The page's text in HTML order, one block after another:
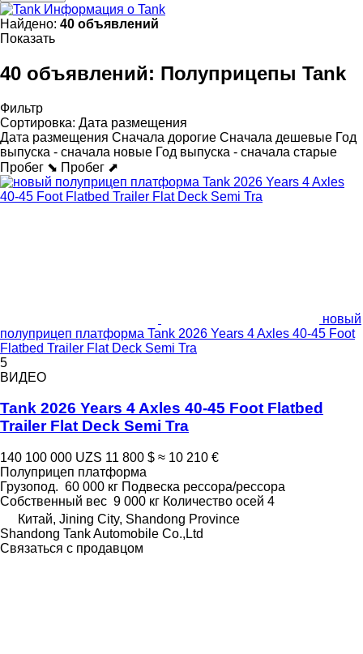
Информация о Tank
Найдено: 40 объявлений
Показать
40 объявлений: Полуприцепы Tank
Фильтр
Сортировка: Дата размещения
Дата размещения Сначала дорогие Сначала дешевые Год
выпуска - сначала новые Год выпуска - сначала старые
Пробег ⬊ Пробег ⬈
новый
полуприцеп платформа Tank 2026 Years 4 Axles 40-45 Foot
Flatbed Trailer Flat Deck Semi Tra
5
ВИДЕО
Tank 2026 Years 4 Axles 40-45 Foot Flatbed
Trailer Flat Deck Semi Tra
140 100 000 UZS 11 800 $ ≈ 10 210 €
Полуприцеп платформа
Грузопод. 60 000 кг Подвеска рессора/рессора
Собственный вес 9 000 кг Количество осей 4
Китай, Jining City, Shandong Province
Shandong Tank Automobile Co.,Ltd
Связаться с продавцом